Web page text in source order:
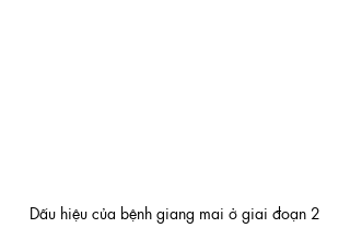
Dấu hiệu của bệnh giang mai ở giai đoạn 2